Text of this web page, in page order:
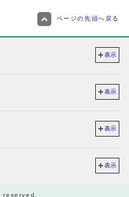
ページの先頭へ戻る
表示
表示
表示
表示